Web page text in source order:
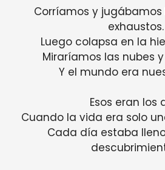
Corríamos y
exhaustos.
Luego colapsa en la
Miraríamos las nubes
Y el mundo era
Esos eran los
Cuando la vida era solo
Cada día estaba